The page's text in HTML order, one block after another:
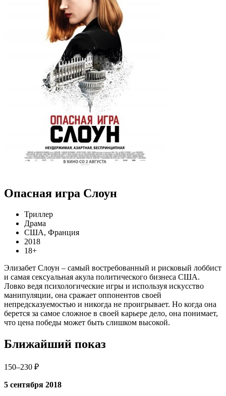
Опасная игра Слоун
Триллер
Драма
США, Франция
2018
18+
Элизабет Слоун – самый востребованный и рисковый лоббист
и самая сексуальная акула политического бизнеса США.
Ловко ведя психологические игры и используя искусство
манипуляции, она сражает оппонентов своей
непредсказуемостью и никогда не проигрывает. Но когда она
берется за самое сложное в своей карьере дело, она понимает,
что цена победы может быть слишком высокой.
Ближайший показ
150–230 ₽
5 сентября 2018